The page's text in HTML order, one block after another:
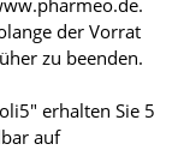
der Vorrat
zu beenden.
erhalten Sie 5
auf